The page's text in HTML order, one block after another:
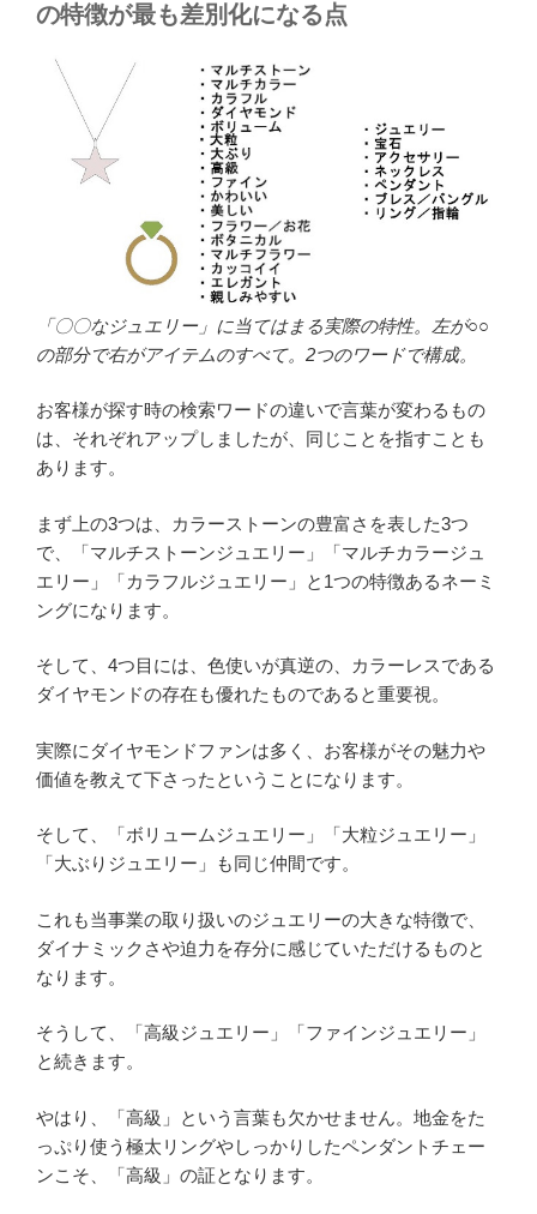
の特徴が最も差別化になる点
「〇〇なジュエリー」に当てはまる実際の特性。左が○○
の部分で右がアイテムのすべて。2つのワードで構成。
お客様が探す時の検索ワードの違いで言葉が変わるもの
は、それぞれアップしましたが、同じことを指すことも
あります。
まず上の3つは、カラーストーンの豊富さを表した3つ
で、「マルチストーンジュエリー」「マルチカラージュ
エリー」「カラフルジュエリー」と1つの特徴あるネーミ
ングになります。
そして、4つ目には、色使いが真逆の、カラーレスである
ダイヤモンドの存在も優れたものであると重要視。
実際にダイヤモンドファンは多く、お客様がその魅力や
価値を教えて下さったということになります。
そして、「ボリュームジュエリー」「大粒ジュエリー」
「大ぶりジュエリー」も同じ仲間です。
これも当事業の取り扱いのジュエリーの大きな特徴で、
ダイナミックさや迫力を存分に感じていただけるものと
なります。
そうして、「高級ジュエリー」「ファインジュエリー」
と続きます。
やはり、「高級」という言葉も欠かせません。地金をた
っぷり使う極太リングやしっかりしたペンダントチェー
ンこそ、「高級」の証となります。